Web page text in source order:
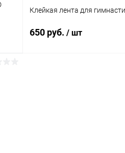
Клейкая лента для
650 руб. / шт